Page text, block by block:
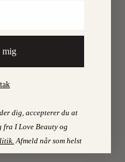
mig
dig, accepterer du at
fra I Love Beauty og
. Afmeld når som helst